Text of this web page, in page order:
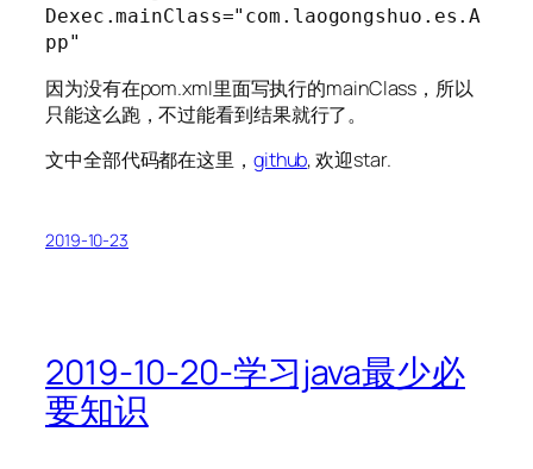
Dexec.mainClass="com.laogongshuo.es.A
pp"
因为没有在pom.xml里面写执行的mainClass，所以
只能这么跑，不过能看到结果就行了。
文中全部代码都在这里， github, 欢迎star.
2019-10-23
2019-10-20-学习java最少必
要知识